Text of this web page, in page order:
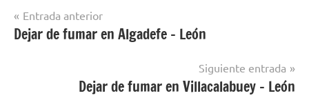
Dejar de
Navegación
de
Entrada anterior
Dejar de fumar en Algadefe – León
Siguiente entrada
Dejar de fumar en Villacalabuey – León